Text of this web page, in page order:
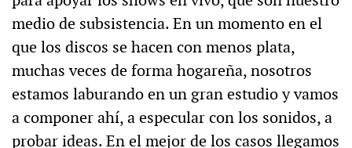
medio de subsistencia. En un momento en el
que los discos se hacen con menos plata,
muchas veces de forma hogareña, nosotros
estamos laburando en un gran estudio y vamos
a componer ahí, a especular con los sonidos, a
probar ideas. En el mejor de los casos llegamos